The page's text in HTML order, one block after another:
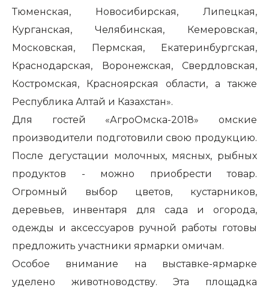
Тюменская, Новосибирская, Липецкая,
Курганская, Челябинская, Кемеровская,
Московская, Пермская, Екатеринбургская,
Краснодарская, Воронежская, Свердловская,
Костромская, Красноярская области, а также
Республика Алтай и Казахстан».
Для гостей «АгроОмска-2018» омские
производители подготовили свою продукцию.
После дегустации молочных, мясных, рыбных
продуктов - можно приобрести товар.
Огромный выбор цветов, кустарников,
деревьев, инвентаря для сада и огорода,
одежды и аксессуаров ручной работы готовы
предложить участники ярмарки омичам.
Особое внимание на выставке-ярмарке
уделено животноводству. Эта площадка